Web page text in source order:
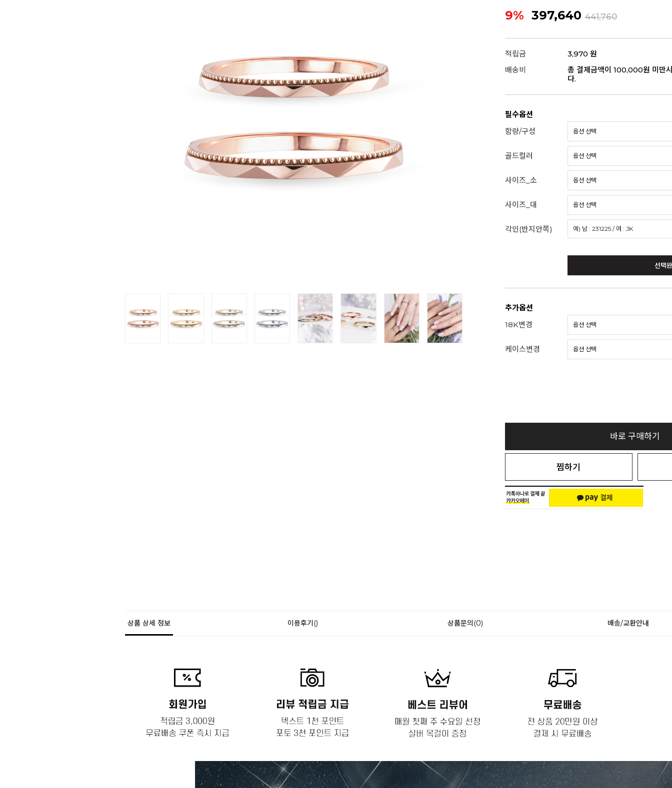
9% 397,640 441,760
적립금
3,970 원
배송비
총 결제금액이 100,000원 미만
다.
필수옵션
함량/구성
골드컬러
사이즈_소
사이즈_대
각인(반지안쪽)
선택
추가옵션
18K변경
케이스변경
바로 구매하기
찜하기
상품 상세 정보 이용후기() 상품문의(0) 배송/교환안내